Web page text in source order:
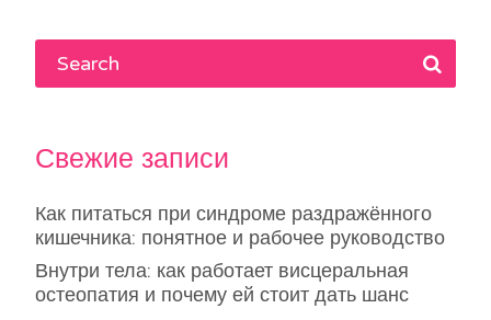
Свежие записи
Как питаться при синдроме раздражённого
кишечника: понятное и рабочее руководство
Внутри тела: как работает висцеральная
остеопатия и почему ей стоит дать шанс